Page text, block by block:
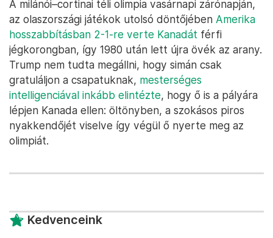
A milánói–cortinai téli olimpia vasárnapi zárónapján,
az olaszországi játékok utolsó döntőjében Amerika
hosszabbításban 2-1-re verte Kanadát férfi
jégkorongban, így 1980 után lett újra övék az arany.
Trump nem tudta megállni, hogy simán csak
gratuláljon a csapatuknak, mesterséges
intelligenciával inkább elintézte, hogy ő is a pályára
lépjen Kanada ellen: öltönyben, a szokásos piros
nyakkendőjét viselve így végül ő nyerte meg az
olimpiát.
Kedvenceink